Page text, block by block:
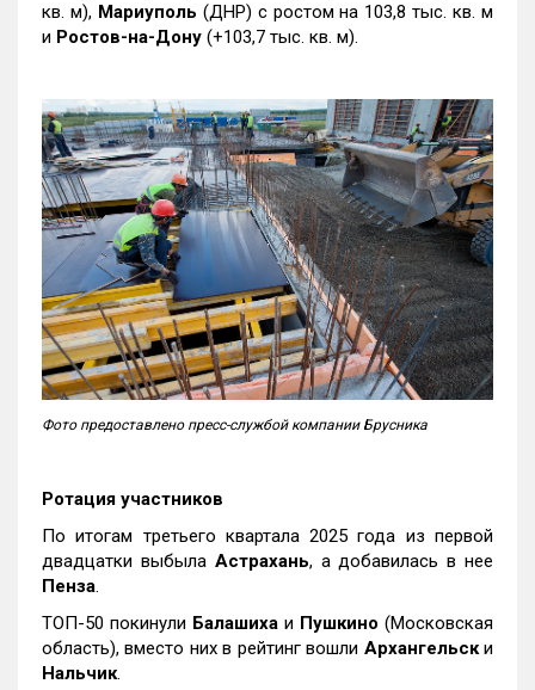
кв. м), Мариуполь (ДНР) с ростом на 103,8 тыс. кв. м
и Ростов-на-Дону (+103,7 тыс. кв. м).
Фото предоставлено пресс-службой компании Брусника
Ротация участников
По итогам третьего квартала 2025 года из первой
двадцатки выбыла Астрахань, а добавилась в нее
Пенза.
ТОП-50 покинули Балашиха и Пушкино (Московская
область), вместо них в рейтинг вошли Архангельски
Нальчик.